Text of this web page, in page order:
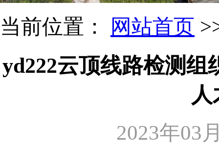
当前位置： 网站首页
yd222云顶线路检测
2023年03